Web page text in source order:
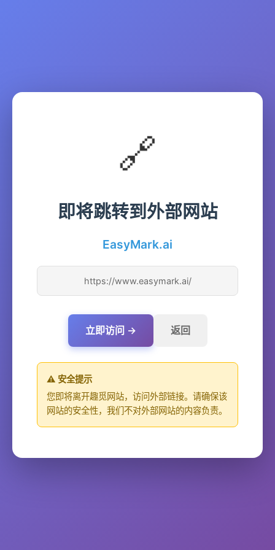
🔗
即将跳转到外部网站
EasyMark.ai
https://www.easymark.ai/
立即访问 → 返回
⚠️ 安全提示
您即将离开趣觅网站，访问外部链接。请确保该
网站的安全性，我们不对外部网站的内容负责。